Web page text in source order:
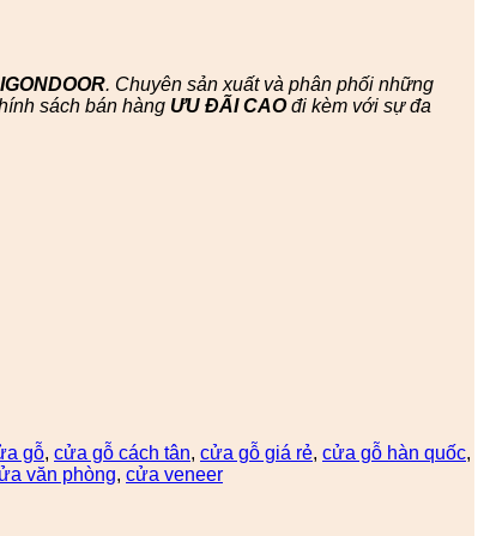
. Chuyên sản xuất và phân phối những
sách bán hàng ƯU ĐÃI CAOđi kèm với sự đa
gỗ, cửa gỗ cách tân, cửa gỗ giá rẻ, cửa gỗ hàn quốc,
văn phòng, cửa veneer